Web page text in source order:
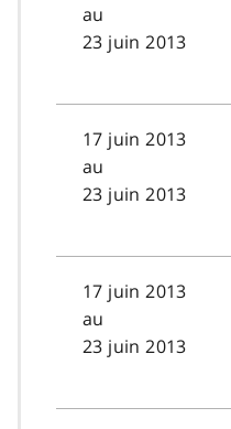
au
23 juin 2013
17 juin 2013
au
23 juin 2013
17 juin 2013
au
23 juin 2013